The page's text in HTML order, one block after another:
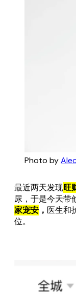
Photo by
最近两天发现旺
尿，于是今天带
家宠安 ， 医生和
位。